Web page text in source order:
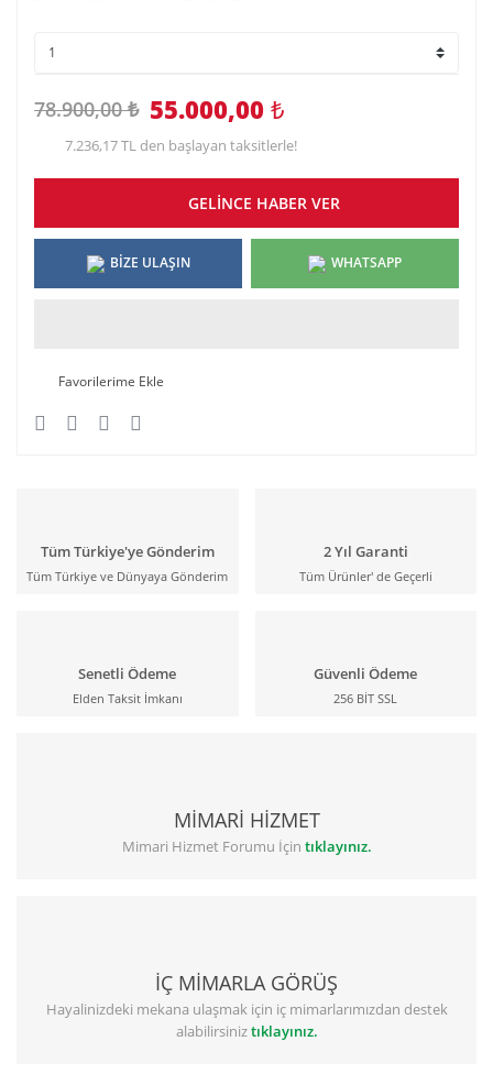
78.900,00 ₺ 55.000,00 ₺
7.236,17 TL den başlayan taksitlerle!
GELİNCE HABER VER
BİZE ULAŞIN WHATSAPP
Tüm Türkiye'ye Gönderim
Tüm Türkiye ve Dünyaya Gönderim
2 Yıl Garanti
Tüm Ürünler' de Geçerli
Senetli Ödeme
Elden Taksit İmkanı
Güvenli Ödeme
256 BİT SSL
MİMARİ HİZMET
Mimari Hizmet Forumu İçin tıklayınız.
İÇ MİMARLA GÖRÜŞ
Hayalinizdeki mekana ulaşmak için iç mimarlarımızdan destek
alabilirsiniztıklayınız.